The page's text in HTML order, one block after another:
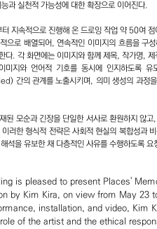
과 실천적 가능성에 대한 확장으로 이어진다.
지속적으로 진행해 온 드로잉 작업 약 50여
으로 배열되어, 연속적인 이미지의 흐름을 구
다. 각 화면에는 이미지와 함께 제목, 작가명,
미지와 언어적 기호를 동시에 인지하도록
간의 관계를 노출시키며, 의미 생성의 과정을
된 모순과 긴장을 단일한 서사로 환원하지 않
러한 형식적 전략은 사회적 현실의 복합성과
석을 유보한 채 다층적인 사유를 수행하도록 요
is pleased to present Places'
by Kim Kira, on view from May 23
installation, and video, Kim
of the artist and the ethical